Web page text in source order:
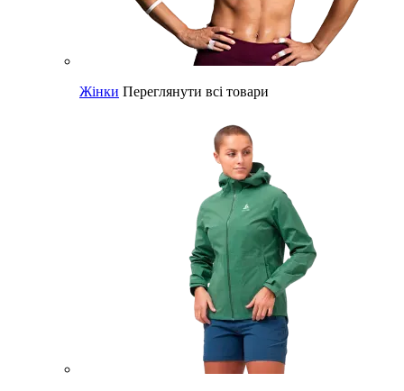
Жінки Переглянути всі товари